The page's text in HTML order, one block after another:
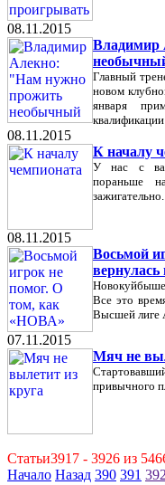
08.11.2015
Владимир
Главный
новом
января
квалификации
08.11.2015
К началу
У нас с
пораньше
зажигательно.
08.11.2015
Восьмой
Все это
Высшей лиге
07.11.2015
Мяч не
привычного
Статьи3917 - 3926 из
Начало Назад 390 391 392